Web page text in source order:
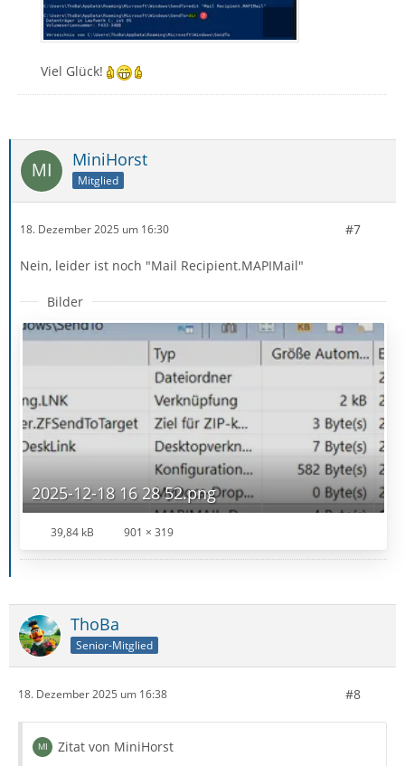
Viel Glück!
MiniHorst
Mitglied
18. Dezember 2025 um 16:30 #7
Nein, leider ist noch "Mail Recipient.MAPIMail"
Bilder
2025-12-18 16 28 52.png
39,84 kB 901 × 319
ThoBa
Senior-Mitglied
18. Dezember 2025 um 16:38 #8
Zitat von MiniHorst